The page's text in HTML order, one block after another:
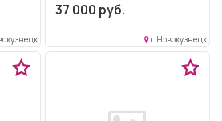
контроль выполненных
37 000 руб.
г Новокузнецк